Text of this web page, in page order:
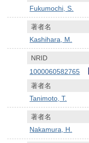
Fukumochi, S.
著者名
Kashihara, M.
NRID
1000060582765
著者名
Tanimoto, T.
著者名
Nakamura, H.